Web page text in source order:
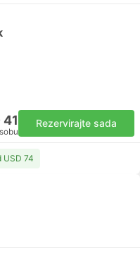
41 Rezervirajte sada
USD 74